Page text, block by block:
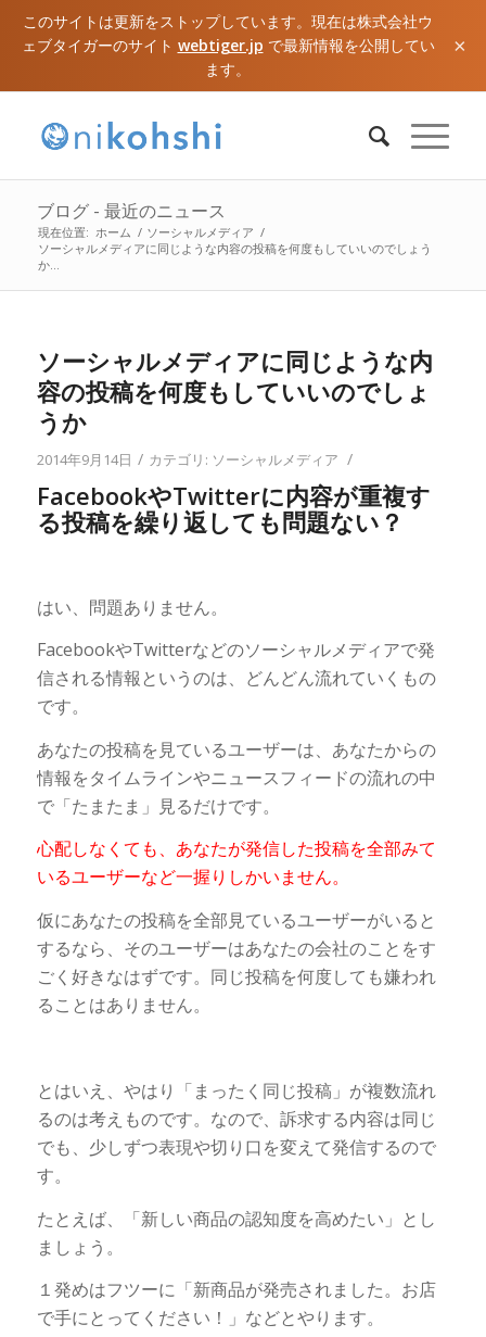
このサイトは更新をストップしています。現在は株式会社ウ
ェブタイガーのサイト webtiger.jp で最新情報を公開してい
ます。
×
ブログ - 最近のニュース
現在位置: ホーム / ソーシャルメディア /
ソーシャルメディアに同じような内容の投稿を何度もしていいのでしょう
か...
ソーシャルメディアに同じような内
容の投稿を何度もしていいのでしょ
うか
2014年9月14日 / カテゴリ: ソーシャルメディア /
FacebookやTwitterに内容が重複す
る投稿を繰り返しても問題ない？
はい、問題ありません。
FacebookやTwitterなどのソーシャルメディアで発
信される情報というのは、どんどん流れていくもの
です。
あなたの投稿を見ているユーザーは、あなたからの
情報をタイムラインやニュースフィードの流れの中
で「たまたま」見るだけです。
心配しなくても、あなたが発信した投稿を全部みて
いるユーザーなど一握りしかいません。
仮にあなたの投稿を全部見ているユーザーがいると
するなら、そのユーザーはあなたの会社のことをす
ごく好きなはずです。同じ投稿を何度しても嫌われ
ることはありません。
とはいえ、やはり「まったく同じ投稿」が複数流れ
るのは考えものです。なので、訴求する内容は同じ
でも、少しずつ表現や切り口を変えて発信するので
す。
たとえば、「新しい商品の認知度を高めたい」とし
ましょう。
１発めはフツーに「新商品が発売されました。お店
で手にとってください！」などとやります。